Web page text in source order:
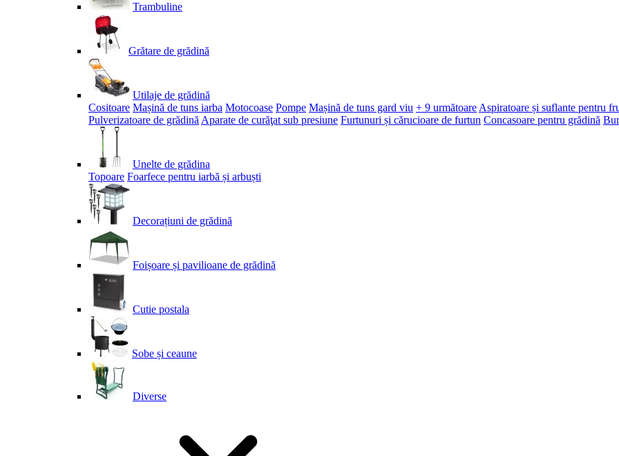
Trambuline
Grătare de grădină
Utilaje de grădină
Cositoare Mașină de tuns iarba Motocoase Pompe Mașină de tuns gard viu + 9 următoare Aspiratoare și suflante pentru
Pulverizatoare de grădină Aparate de curăţat sub presiune Furtunuri și cărucioare de furtun Concasoare pentru grădină
Unelte de grădina
Topoare Foarfece pentru iarbă și arbuști
Decorațiuni de grădină
Foișoare și pavilioane de grădină
Cutie postala
Sobe și ceaune
Diverse